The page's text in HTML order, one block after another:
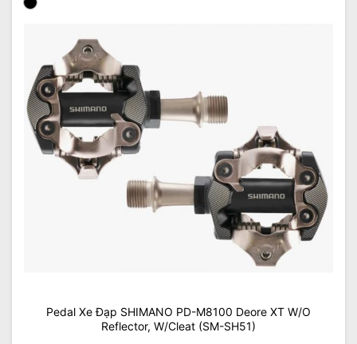
Pedal Xe Đạp SHIMANO PD-M8100 Deore XT W/O
Reflector, W/Cleat (SM-SH51)